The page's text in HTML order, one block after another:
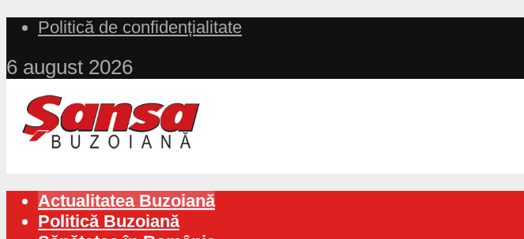
Politică de confidențialitate
6 august 2026
Actualitatea Buzoiană
Politică Buzoiană